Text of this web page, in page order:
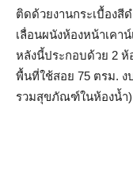
ติดด้วยงานกระเบื้องสี
เลื่อนผนังห้องหน้าเคา
หลังนี้ประกอบด้วย 2 ห้
พื้นที่ใช้สอย 75 ตรม. ง
รวมสุขภัณฑ์ในห้องน้ำ